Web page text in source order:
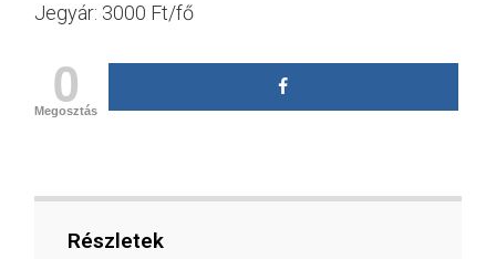
Jegyár: 3000 Ft/fő
0
Megosztás
Részletek